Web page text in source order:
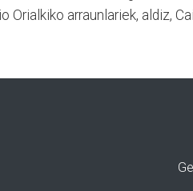
Orialkiko arraunlariek, aldiz,